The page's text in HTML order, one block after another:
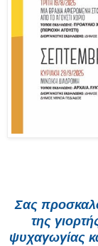
Σας
της
ψυχαγωγίας